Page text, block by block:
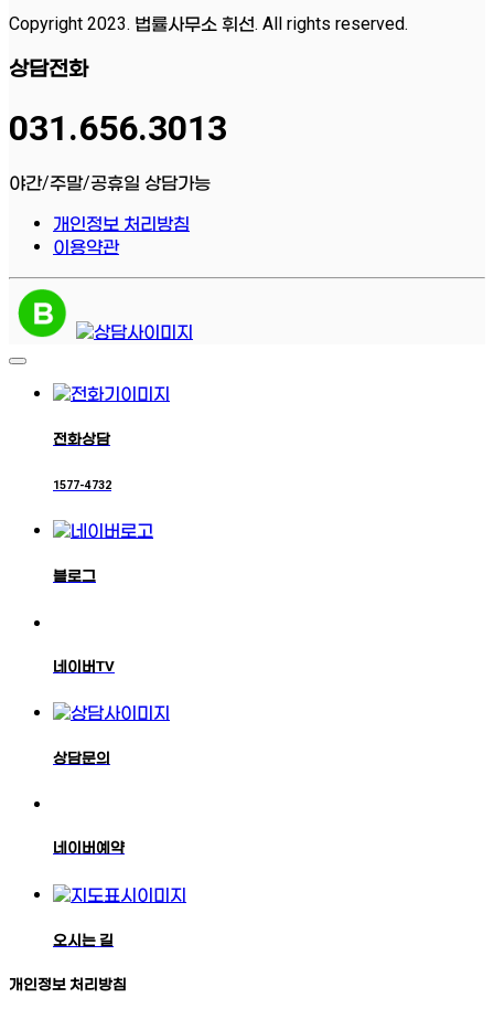
Copyright 2023. 법률사무소 휘선. All rights reserved.
상담전화
031.656.3013
야간/주말/공휴일 상담가능
개인정보 처리방침
이용약관
전화상담
1577-4732
블로그
네이버TV
상담문의
네이버예약
오시는 길
개인정보 처리방침